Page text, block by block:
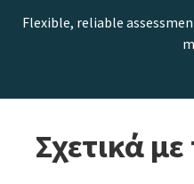
Flexible, reliable
Σχετικά